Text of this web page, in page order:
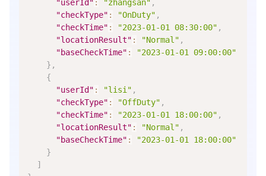
"userId" : "zhangsan" ,
"checkType" : "OnDuty" ,
"checkTime" : "2023-01-01 08:30:00" ,
"locationResult" : "Normal" ,
"baseCheckTime" :
"2023-01-01 09:00:00"
} ,
{
"userId" : "lisi" ,
"checkType" : "OffDuty" ,
"checkTime" : "2023-01-01 18:00:00" ,
"locationResult" : "Normal" ,
"baseCheckTime" :
"2023-01-01 18:00:00"
}
]